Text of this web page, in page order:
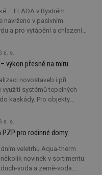
– ELADA v Bystrém
navrženo v pasivním
a pro vytápění a chlazení
získala prestižní ocenění –
kraje 2014.
a. s.
výkon přesně na míru
novostaveb i při
systémů tepelných
kaskády. Pro objekty
se o univerzální použití
teplé vody až do venkovní
a. s.
pro rodinné domy
veletrhu Aqua-therm
novinek v sortimentu
voda a země-voda.